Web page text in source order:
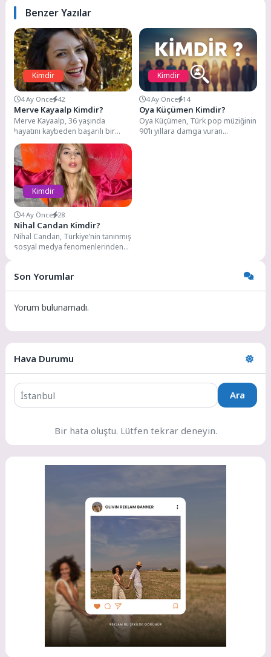
Benzer Yazılar
Kimdir
4 Ay Önce 42
Merve Kayaalp Kimdir?
Merve Kayaalp, 36 yaşında
hayatını kaybeden başarılı bir
oyuncuydu. Isparta Süleyman
Demirel Üniversitesi'nin
Oyunculuk Bölümü'nden...
Kimdir
4 Ay Önce 14
Oya Küçümen Kimdir?
Oya Küçümen, Türk pop müziğinin
90’lı yıllara damga vuran
Kimdir
4 Ay Önce 28
Nihal Candan Kimdir?
Nihal Candan, Türkiye’nin tanınmış
sosyal medya fenomenlerinden
Son Yorumlar
Yorum bulunamadı.
Hava Durumu
Ara
Bir hata oluştu. Lütfen tekrar deneyin.